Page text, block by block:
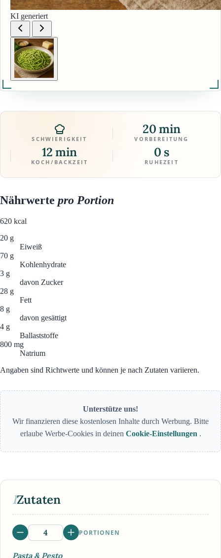
KI generiert
SCHWIERIGKEIT
20 min
VORBEREITUNG
12 min
KOCH/BACKZEIT
0 s
RUHEZEIT
Nährwerte pro Portion
620 kcal
20 g
Eiweiß
70 g
Kohlenhydrate
3 g
davon Zucker
28 g
Fett
8 g
davon gesättigt
4 g
Ballaststoffe
800 mg
Natrium
Angaben sind Richtwerte und können je nach Zutaten variieren.
Unterstütze uns!
Wir finanzieren diese kostenlosen Inhalte durch Werbung. Bitte
erlaube Werbe-Cookies in deinen Cookie-Einstellungen .
IZutaten
PORTIONEN
Pasta & Pesto